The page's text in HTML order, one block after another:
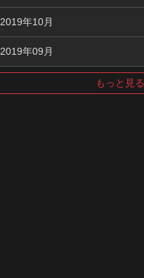
2019年10月
2019年09月
もっと見る